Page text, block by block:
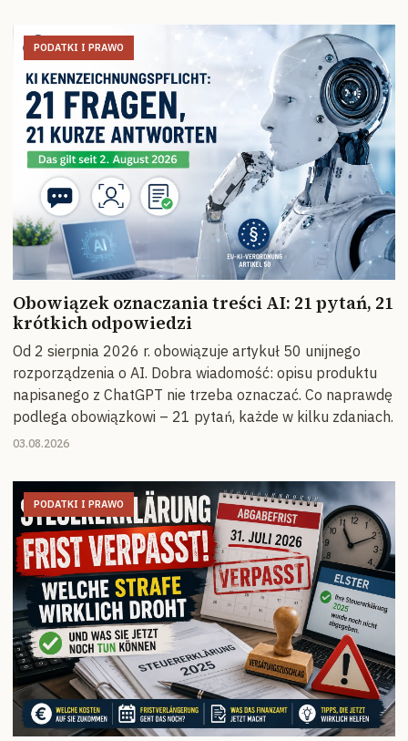
PODATKI I PRAWO
Obowiązek oznaczania treści AI: 21 pytań, 21
krótkich odpowiedzi
Od 2 sierpnia 2026 r. obowiązuje artykuł 50 unijnego
rozporządzenia o AI. Dobra wiadomość: opisu produktu
napisanego z ChatGPT nie trzeba oznaczać. Co naprawdę
podlega obowiązkowi – 21 pytań, każde w kilku zdaniach.
03.08.2026
PODATKI I PRAWO